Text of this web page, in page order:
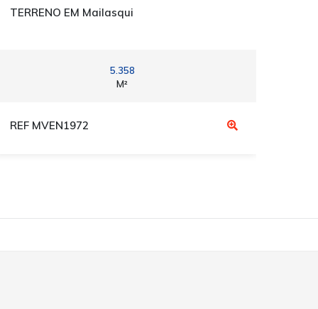
TERRENO EM Mailasqui
5.358
M²
REF MVEN1972